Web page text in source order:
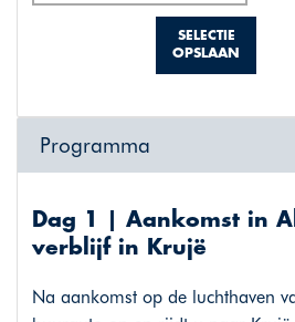
SELECTIE
OPSLAAN
Programma
Dag 1 | Aankomst in
verblijf in Krujë
Na aankomst op de luchthaven